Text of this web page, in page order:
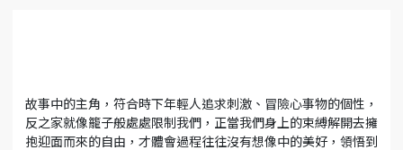
故事中的主角，符合時下年輕人追求刺激、冒險心事物的個性，
反之家就像籠子般處處限制我們，正當我們身上的束縛解開去擁
抱迎面而來的自由，才體會過程往往沒有想像中的美好，領悟到